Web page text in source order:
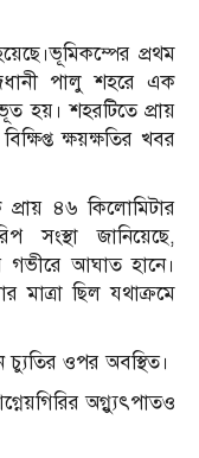
প্রথম
পালু শহরে এক
হয়। শহরটিতে প্রায়
ক্ষয়ক্ষতির খবর
৪৬ কিলোমিটার
সংস্থা জানিয়েছে,
গভীরে আঘাত হানে।
মাত্রা ছিল যথাক্রমে
ওপর অবস্থিত।
অগ্ন্যুৎপাতও